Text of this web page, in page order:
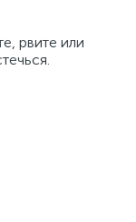
рвите или